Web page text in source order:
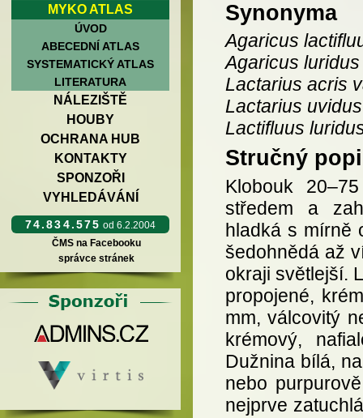
MYKO ATLAS
ÚVOD
ABECEDNÍ ATLAS
SYSTEMATICKÝ ATLAS
LITERATURA
NÁLEZIŠTĚ
HOUBY
OCHRANA HUB
KONTAKTY
SPONZOŘI
VYHLEDÁVÁNÍ
74.834.575 od 6.2.2004
ČMS na Facebooku
správce stránek
Synonyma
Agaricus
Agaricus luridus
Lactarius acris
Lactarius
Lactifluus
Stručný
Klobouk
středem a
hladká s mírně
šedohnědá až
okraji světlejší.
propojené,
mm, válcovitý
krémový,
Dužnina bílá,
nebo
nejprve